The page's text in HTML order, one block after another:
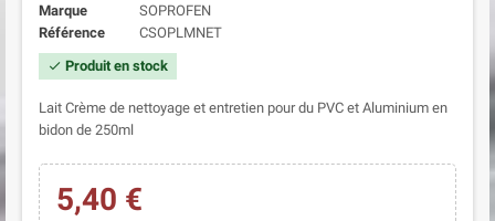
Marque
SOPROFEN
Référence
CSOPLMNET
check Produit en stock
Lait Crème de nettoyage et entretien pour du PVC et Aluminium en
bidon de 250ml
5,40 €